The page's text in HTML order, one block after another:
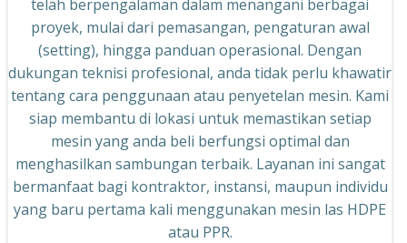
telah berpengalaman dalam menangani berbagai
proyek, mulai dari pemasangan, pengaturan awal
(setting), hingga panduan operasional. Dengan
dukungan teknisi profesional, anda tidak perlu khawatir
tentang cara penggunaan atau penyetelan mesin. Kami
siap membantu di lokasi untuk memastikan setiap
mesin yang anda beli berfungsi optimal dan
menghasilkan sambungan terbaik. Layanan ini sangat
bermanfaat bagi kontraktor, instansi, maupun individu
yang baru pertama kali menggunakan mesin las HDPE
atau PPR.